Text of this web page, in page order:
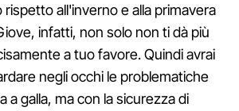
rispetto all'inverno e alla primavera
infatti, non solo non ti dà più
a tuo favore. Quindi avrai
negli occhi le problematiche
a galla, ma con la sicurezza di